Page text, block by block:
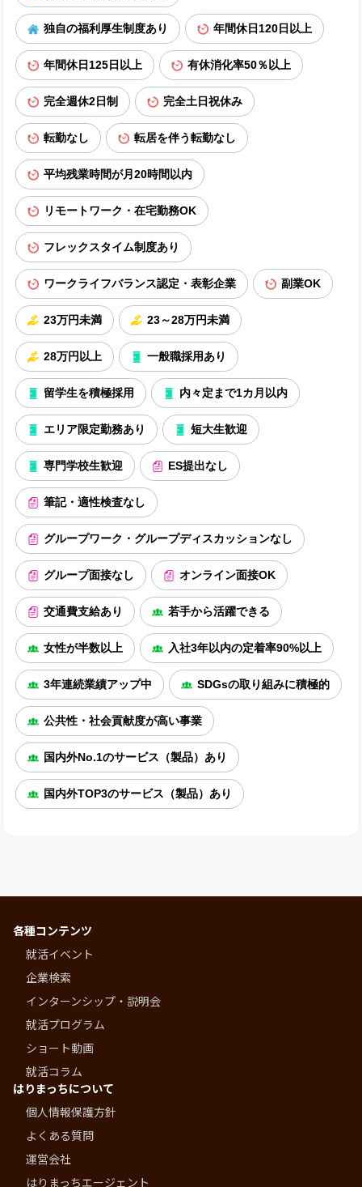
独自の福利厚生制度あり 年間休日120日以上
年間休日125日以上 有休消化率50％以上
完全週休2日制 完全土日祝休み
転勤なし 転居を伴う転勤なし
平均残業時間が月20時間以内
リモートワーク・在宅勤務OK
フレックスタイム制度あり
ワークライフバランス認定・表彰企業 副業OK
23万円未満 23～28万円未満
28万円以上 一般職採用あり
留学生を積極採用 内々定まで1カ月以内
エリア限定勤務あり 短大生歓迎
専門学校生歓迎 ES提出なし
筆記・適性検査なし
グループワーク・グループディスカッションなし
グループ面接なし オンライン面接OK
交通費支給あり 若手から活躍できる
女性が半数以上 入社3年以内の定着率90%以上
3年連続業績アップ中 SDGsの取り組みに積極的
公共性・社会貢献度が高い事業
国内外No.1のサービス（製品）あり
国内外TOP3のサービス（製品）あり
各種コンテンツ
就活イベント
企業検索
インターンシップ・説明会
就活プログラム
ショート動画
就活コラム
はりまっちについて
個人情報保護方針
よくある質問
運営会社
はりまっちエージェント